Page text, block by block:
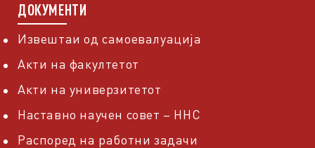
ДОКУМЕНТИ
Извештаи од самоевалуација
Акти на факултетот
Акти на универзитетот
Наставно научен совет – ННС
Распоред на работни задачи